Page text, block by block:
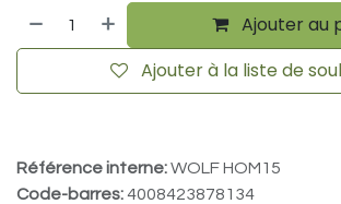
Ajouter au
Ajouter à la liste de
Référence interne:WOLF HOM15
Code-barres:4008423878134